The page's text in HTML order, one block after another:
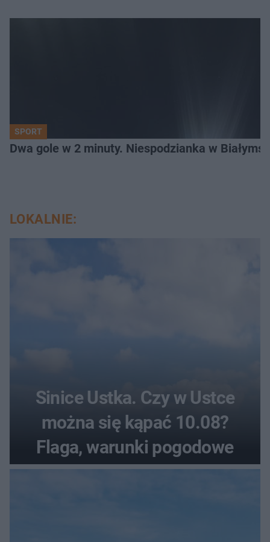
SPORT
Dwa gole w 2 minuty. Niespodzianka w
LOKALNIE:
Sinice Ustka. Czy w Ustce
można się kąpać 10.08?
Flaga, warunki pogodowe